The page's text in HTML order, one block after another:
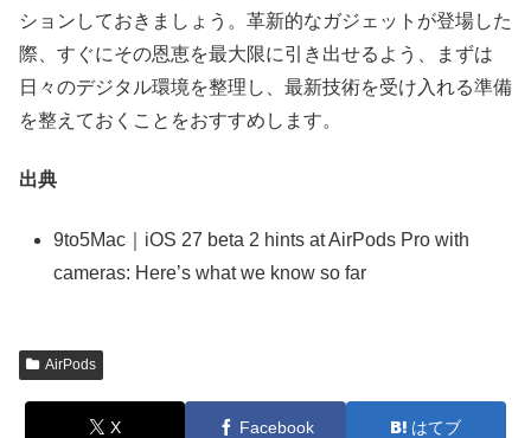
ションしておきましょう。革新的なガジェットが登場した
際、すぐにその恩恵を最大限に引き出せるよう、まずは
日々のデジタル環境を整理し、最新技術を受け入れる準備
を整えておくことをおすすめします。
出典
9to5Mac｜iOS 27 beta 2 hints at AirPods Pro with
cameras: Here’s what we know so far
AirPods
X Facebook はてブ